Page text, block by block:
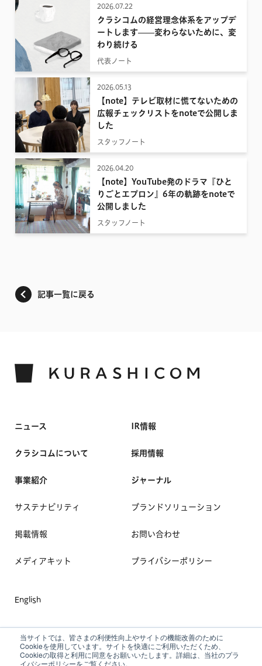
当サイトでは、皆さまの利便性向上やサイトの機能改善のために
Cookieを使用しています。サイトを快適にご利用いただくため、
Cookieの取得と利用に同意をお願いいたします。詳細は、当社のプラ
イバシーポリシーをご覧ください。
2026.07.22
クラシコムの経営理念体系をアップデ
ートします——変わらないために、変
わり続ける
代表ノート
2026.05.13
【note】テレビ取材に慌てないための
広報チェックリストをnoteで公開しま
した
スタッフノート
2026.04.20
【note】YouTube発のドラマ『ひと
りごとエプロン』6年の軌跡をnoteで
公開しました
スタッフノート
記事一覧に戻る
ニュース
クラシコムについて
事業紹介
IR情報
採用情報
ジャーナル
サステナビリティ
掲載情報
メディアキット
ブランドソリューション
お問い合わせ
プライバシーポリシー
English